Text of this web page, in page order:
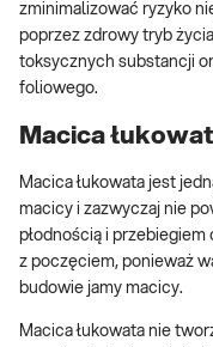
zminimalizować ryzyko
poprzez zdrowy tryb
toksycznych substancji
foliowego.
Macica
Macica łukowata jest
macicy i zazwyczaj nie
płodnością i
z poczęciem, ponieważ
budowie jamy macicy.
Macica łukowata nie